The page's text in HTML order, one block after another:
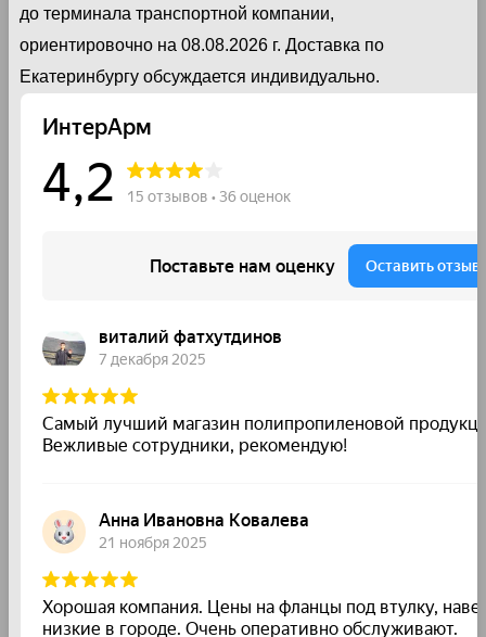
до терминала транспортной компании,
ориентировочно на 08.08.2026 г. Доставка по
Екатеринбургу обсуждается индивидуально.